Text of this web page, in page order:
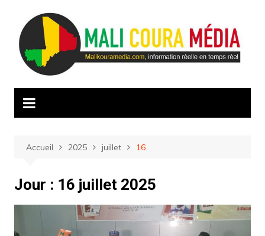
contenu
Accueil 2025 juillet 16
Jour : 16 juillet 2025